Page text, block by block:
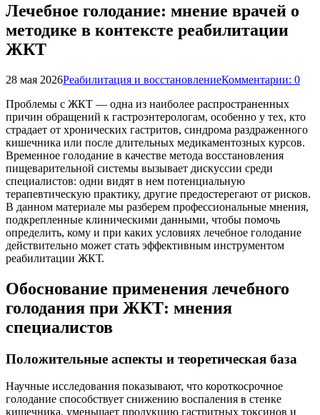
Лечебное голодание: мнение врачей о
методике в контексте реабилитации
ЖКТ
28 мая 2026Реабилитация и восстановлениеКомментарии: 0
Проблемы с ЖКТ — одна из наиболее распространенных
причин обращений к гастроэнтерологам, особенно у тех, кто
страдает от хронических гастритов, синдрома раздраженного
кишечника или после длительных медикаментозных курсов.
Временное голодание в качестве метода восстановления
пищеварительной системы вызывает дискуссии среди
специалистов: одни видят в нем потенциальную
терапевтическую практику, другие предостерегают от рисков.
В данном материале мы разберем профессиональные мнения,
подкрепленные клиническими данными, чтобы помочь
определить, кому и при каких условиях лечебное голодание
действительно может стать эффективным инструментом
реабилитации ЖКТ.
Обоснование применения лечебного
голодания при ЖКТ: мнения
специалистов
Положительные аспекты и теоретическая база
Научные исследования показывают, что короткосрочное
голодание способствует снижению воспаления в стенке
кишечника, уменьшает продукцию гастритных токсинов и